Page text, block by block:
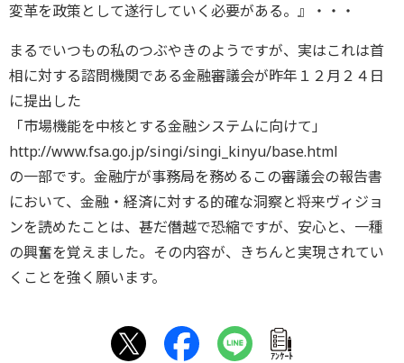
変革を政策として遂行していく必要がある。』・・・
まるでいつもの私のつぶやきのようですが、実はこれは首
相に対する諮問機関である金融審議会が昨年１２月２４日
に提出した
「市場機能を中核とする金融システムに向けて」
http://www.fsa.go.jp/singi/singi_kinyu/base.html
の一部です。金融庁が事務局を務めるこの審議会の報告書
において、金融・経済に対する的確な洞察と将来ヴィジョ
ンを読めたことは、甚だ僭越で恐縮ですが、安心と、一種
の興奮を覚えました。その内容が、きちんと実現されてい
くことを強く願います。
ｱﾝｹｰﾄ